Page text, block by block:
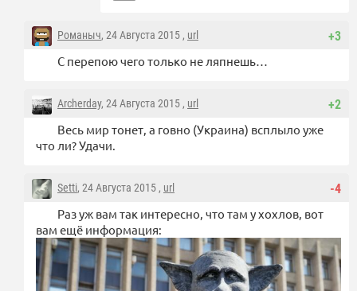
+3
Романыч, 24 Августа 2015 , url
С перепою чего только не ляпнешь…
+2
Archerday, 24 Августа 2015 , url
Весь мир тонет, а говно (Украина) всплыло уже
что ли? Удачи.
-4
Setti, 24 Августа 2015 , url
Раз уж вам так интересно, что там у хохлов, вот
вам ещё информация: